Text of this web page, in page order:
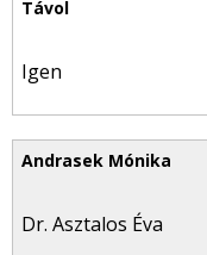
Igen
Dr. Asztalos Éva